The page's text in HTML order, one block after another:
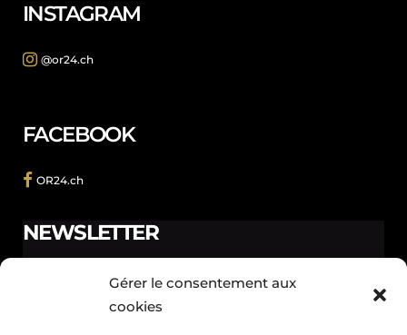
Gérer le consentement aux
cookies
INSTAGRAM
@or24.ch
FACEBOOK
OR24.ch
NEWSLETTER
nous réservons à nos fidèles abonnés.